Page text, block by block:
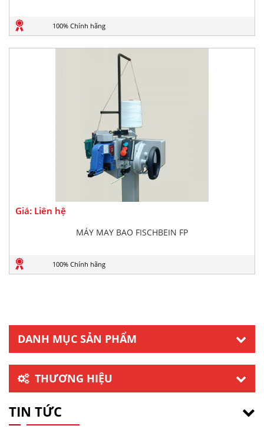
100% Chính hãng
Giá: Liên hệ
MÁY MAY BAO FISCHBEIN FP
100% Chính hãng
DANH MỤC SẢN PHẨM
THƯƠNG HIỆU
TIN TỨC